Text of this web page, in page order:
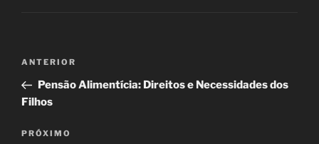
Post
Post
anterior
ANTERIOR
Pensão Alimentícia: Direitos e Necessidades dos
Filhos
Próximo
PRÓXIMO